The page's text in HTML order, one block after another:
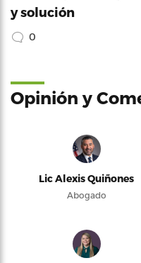
y solución
0
Opinión y
Lic Alexis Quiñones
Abogado